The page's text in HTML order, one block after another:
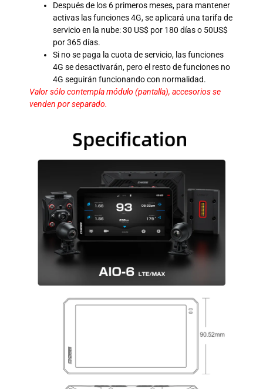
Después de los 6 primeros meses, para mantener
activas las funciones 4G, se aplicará una tarifa de
servicio en la nube: 30 US$ por 180 días o 50US$
por 365 días.
Si no se paga la cuota de servicio, las funciones
4G se desactivarán, pero el resto de funciones no
4G seguirán funcionando con normalidad.
Valor sólo contempla módulo (pantalla), accesorios se
venden por separado.